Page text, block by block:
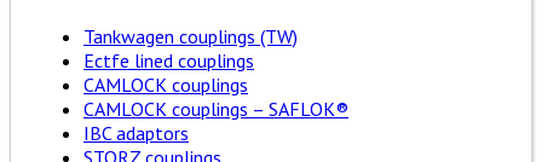
Tankwagen couplings (TW)
Ectfe lined couplings
CAMLOCK couplings
CAMLOCK couplings – SAFLOK®
IBC adaptors